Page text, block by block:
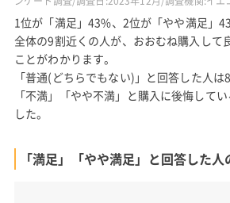
1位が「満足」43%、2位が「やや満足」
全体の9割近くの人が、おおむね購入して
ことがわかります。
「普通(どちらでもない)」と回答した人は
「不満」「やや不満」と購入に後悔して
した。
「満足」「やや満足」と回答した人